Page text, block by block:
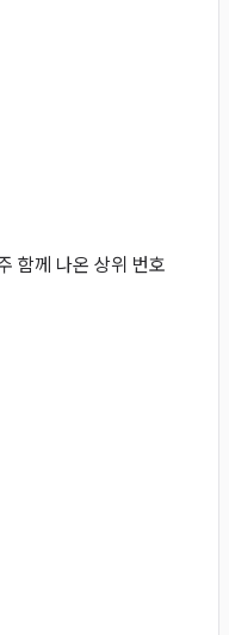
함께 나온 상위 번호